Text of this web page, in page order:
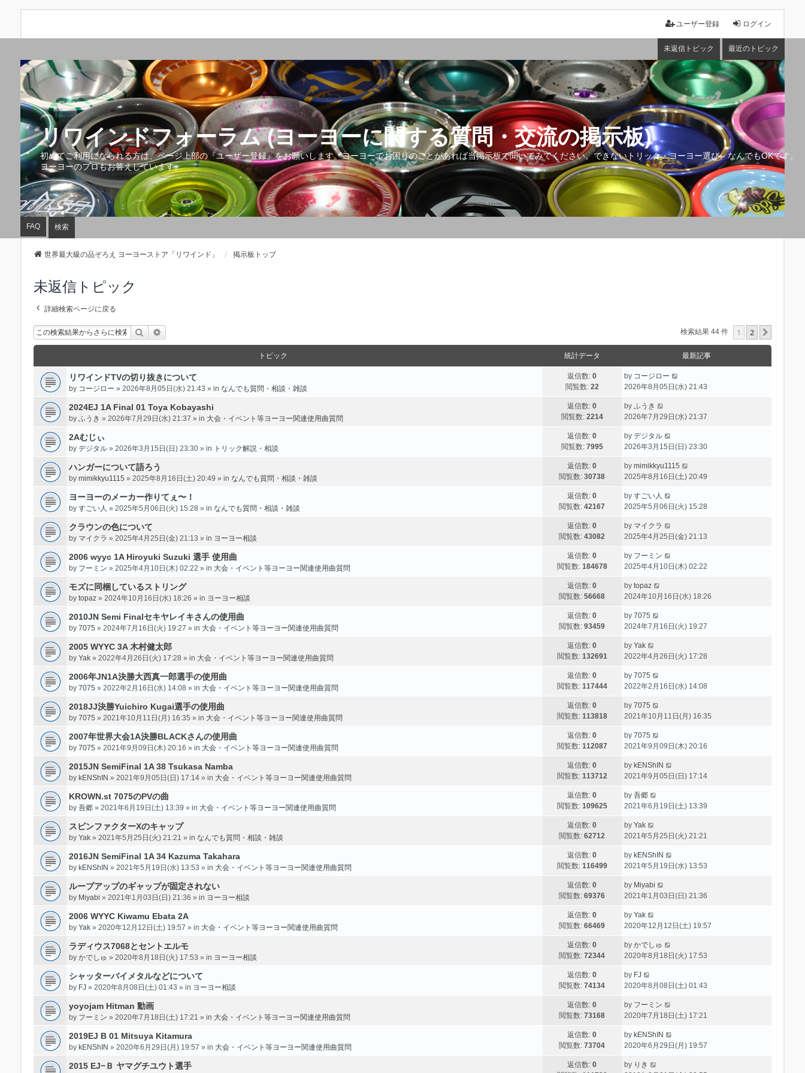
ログイン
ユーザー登録
未返信トピック 最近のトピック
リワインドフォーラム (ヨーヨーに関する質問・交流の掲示板)
初めてご利用になられる方は、ページ上部の『ユーザー登録』をお願いします。ヨーヨーでお困りのことがあれば当掲示板で聞いてみてください。できないトリック・ヨーヨー選び、なんでもOKです。
ヨーヨーのプロもお答えしています。
FAQ 検索
世界最大級の品ぞろえ ヨーヨーストア「リワインド」 掲示板トップ
未返信トピック
詳細検索ページに戻る
検索 検索結果 44 件 1 2
トピック 統計データ 最新記事
リワインドTVの切り抜きについて
by コージロー » 2026年8月05日(水) 21:43 » in なんでも質問・相談・雑談
返信数:0
閲覧数: 22
by コージロー
2026年8月05日(水) 21:43
2024EJ 1A Final 01 Toya Kobayashi
by ふうき » 2026年7月29日(水) 21:37 » in 大会・イベント等ヨーヨー関連使用曲質問
返信数:0
閲覧数: 2214
by ふうき
2026年7月29日(水) 21:37
2Aむじぃ
by デジタル» 2026年3月15日(日) 23:30 » in トリック解説・相談
返信数:0
閲覧数: 7995
by デジタル
2026年3月15日(日) 23:30
ハンガーについて語ろう
by mimikkyu1115 » 2025年8月16日(土) 20:49 » in なんでも質問・相談・雑談
返信数:0
閲覧数:30738
by mimikkyu1115
2025年8月16日(土) 20:49
ヨーヨーのメーカー作りてぇ〜！
by すごい人 » 2025年5月06日(火) 15:28 » in なんでも質問・相談・雑談
返信数:0
閲覧数:42167
by すごい人
2025年5月06日(火) 15:28
クラウンの色について
by マイクラ » 2025年4月25日(金) 21:13 » in ヨーヨー相談
返信数:0
閲覧数:43082
by マイクラ
2025年4月25日(金) 21:13
2006 wyyc 1A Hiroyuki Suzuki 選手 使用曲
by フーミン » 2025年4月10日(木) 02:22 » in 大会・イベント等ヨーヨー関連使用曲質問
返信数:0
閲覧数: 184678
by フーミン
2025年4月10日(木) 02:22
モズに同梱しているストリング
by topaz» 2024年10月16日(水) 18:26 » in ヨーヨー相談
返信数:0
閲覧数:56668
by topaz
2024年10月16日(水) 18:26
2010JN Semi Finalセキヤレイキさんの使用曲
by 7075 » 2024年7月16日(火) 19:27 » in 大会・イベント等ヨーヨー関連使用曲質問
返信数:0
閲覧数:93459
by 7075
2024年7月16日(火) 19:27
2005 WYYC 3A 木村健太郎
by Yak» 2022年4月26日(火) 17:28 » in 大会・イベント等ヨーヨー関連使用曲質問
返信数:0
閲覧数: 132691
by Yak
2022年4月26日(火) 17:28
2006年JN1A決勝大西真一郎選手の使用曲
by 7075 » 2022年2月16日(水) 14:08 » in 大会・イベント等ヨーヨー関連使用曲質問
返信数:0
閲覧数: 117444
by 7075
2022年2月16日(水) 14:08
2018JJ決勝Yuichiro Kugai選手の使用曲
by 7075 » 2021年10月11日(月) 16:35 » in 大会・イベント等ヨーヨー関連使用曲質問
返信数:0
閲覧数: 113818
by 7075
2021年10月11日(月) 16:35
2007年世界大会1A決勝BLACKさんの使用曲
by 7075 » 2021年9月09日(木) 20:16 » in 大会・イベント等ヨーヨー関連使用曲質問
返信数:0
閲覧数: 112087
by 7075
2021年9月09日(木) 20:16
2015JN SemiFinal 1A 38 Tsukasa Namba
by kENShIN » 2021年9月05日(日) 17:14 » in 大会・イベント等ヨーヨー関連使用曲質問
返信数:0
閲覧数: 113712
by kENShIN
2021年9月05日(日) 17:14
KROWN.st 7075のPVの曲
by 吾郷» 2021年6月19日(土) 13:39 » in 大会・イベント等ヨーヨー関連使用曲質問
返信数:0
閲覧数: 109625
by 吾郷
2021年6月19日(土) 13:39
スピンファクターXのキャップ
by Yak» 2021年5月25日(火) 21:21 » in なんでも質問・相談・雑談
返信数:0
閲覧数:62712
by Yak
2021年5月25日(火) 21:21
2016JN SemiFinal 1A 34 Kazuma Takahara
by kENShIN » 2021年5月19日(水) 13:53 » in 大会・イベント等ヨーヨー関連使用曲質問
返信数:0
閲覧数: 116499
by kENShIN
2021年5月19日(水) 13:53
ループアップのギャップが固定されない
by Miyabi » 2021年1月03日(日) 21:36 » in ヨーヨー相談
返信数:0
閲覧数:69376
by Miyabi
2021年1月03日(日) 21:36
2006 WYYC Kiwamu Ebata 2A
by Yak» 2020年12月12日(土) 19:57 » in 大会・イベント等ヨーヨー関連使用曲質問
返信数:0
閲覧数:66469
by Yak
2020年12月12日(土) 19:57
ラディウス7068とセントエルモ
by かでしゅ » 2020年8月18日(火) 17:53 » in ヨーヨー相談
返信数:0
閲覧数:72344
by かでしゅ
2020年8月18日(火) 17:53
シャッターバイメタルなどについて
by FJ » 2020年8月08日(土) 01:43 » in ヨーヨー相談
返信数:0
閲覧数:74134
by FJ
2020年8月08日(土) 01:43
yoyojam Hitman 動画
by フーミン » 2020年7月18日(土) 17:21 » in 大会・イベント等ヨーヨー関連使用曲質問
返信数:0
閲覧数:73168
by フーミン
2020年7月18日(土) 17:21
2019EJ B 01 Mitsuya Kitamura
by kENShIN » 2020年6月29日(月) 19:57 » in 大会・イベント等ヨーヨー関連使用曲質問
返信数:0
閲覧数:73704
by kENShIN
2020年6月29日(月) 19:57
2015 EJ−Ｂ ヤマグチユウト選手 返信数:0
by りき